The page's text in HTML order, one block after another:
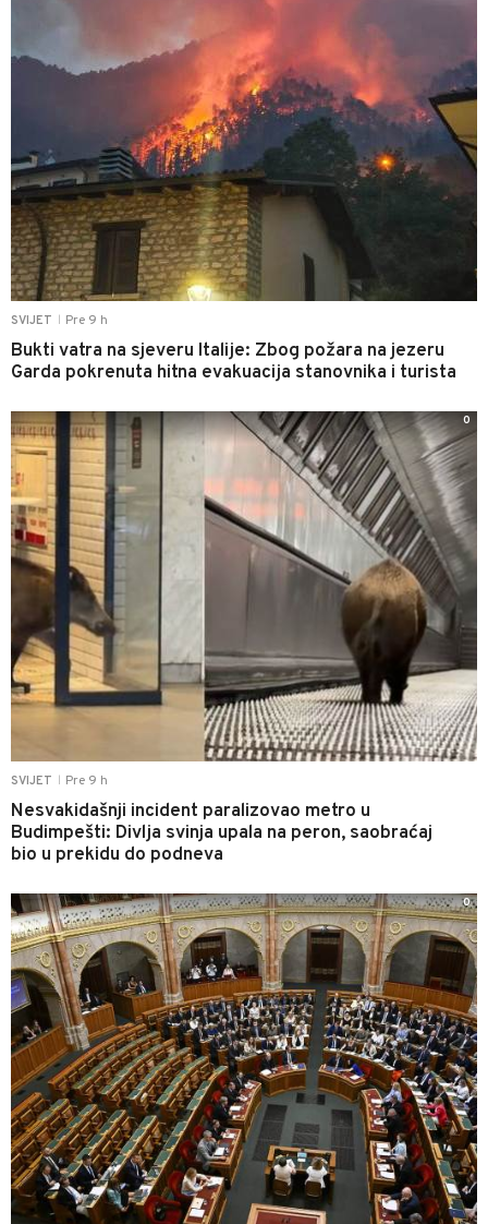
SVIJET Pre 9 h
Bukti vatra na sjeveru Italije: Zbog požara na jezeru
Garda pokrenuta hitna evakuacija stanovnika i turista
SVIJET Pre 9 h
Nesvakidašnji incident paralizovao metro u
Budimpešti: Divlja svinja upala na peron, saobraćaj
bio u prekidu do podneva
0
0